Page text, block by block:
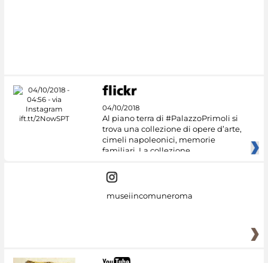
04/10/2018
Al piano terra di #PalazzoPrimoli si
trova una collezione di opere d’arte,
cimeli napoleonici, memorie
familiari. La collezione
museiincomuneroma